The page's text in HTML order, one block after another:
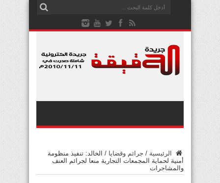
الرئيسية / جرائم وقضايا / الخالد: تنفيذ منظومة
أمنية لحماية المجمعات التجارية منعا لجرائم العنف
والمشاجرات